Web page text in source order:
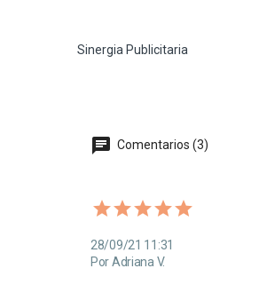
Sinergia Publicitaria
Comentarios (3)
28/09/21 11:31
Por Adriana V.